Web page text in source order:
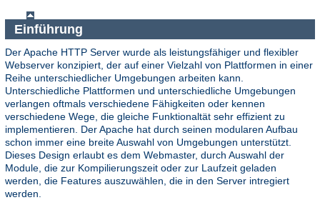
Einführung
Der Apache HTTP Server wurde als leistungsfähiger und flexibler
Webserver konzipiert, der auf einer Vielzahl von Plattformen in einer
Reihe unterschiedlicher Umgebungen arbeiten kann.
Unterschiedliche Plattformen und unterschiedliche Umgebungen
verlangen oftmals verschiedene Fähigkeiten oder kennen
verschiedene Wege, die gleiche Funktionaltät sehr effizient zu
implementieren. Der Apache hat durch seinen modularen Aufbau
schon immer eine breite Auswahl von Umgebungen unterstützt.
Dieses Design erlaubt es dem Webmaster, durch Auswahl der
Module, die zur Kompilierungszeit oder zur Laufzeit geladen
werden, die Features auszuwählen, die in den Server intregiert
werden.